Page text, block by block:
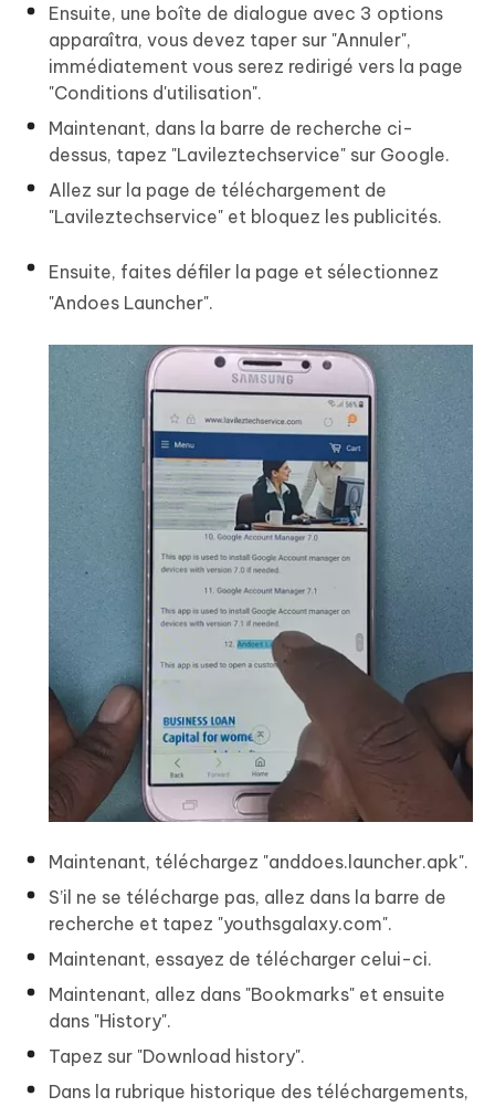
Ensuite, une boîte de dialogue avec 3 options
apparaîtra, vous devez taper sur "Annuler",
immédiatement vous serez redirigé vers la page
"Conditions d'utilisation".
Maintenant, dans la barre de recherche ci-
dessus, tapez "Lavileztechservice" sur Google.
Allez sur la page de téléchargement de
"Lavileztechservice" et bloquez les publicités.
Ensuite, faites défiler la page et sélectionnez
"Andoes Launcher".
Maintenant, téléchargez "anddoes.launcher.apk".
S’il ne se télécharge pas, allez dans la barre de
recherche et tapez "youthsgalaxy.com".
Maintenant, essayez de télécharger celui-ci.
Maintenant, allez dans "Bookmarks" et ensuite
dans "History".
Tapez sur "Download history".
Dans la rubrique historique des téléchargements,